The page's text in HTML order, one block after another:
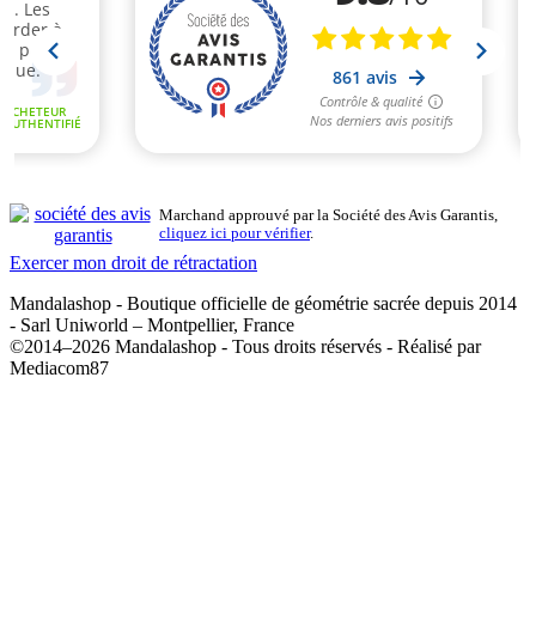
Marchand approuvé par la Société des Avis Garantis,
cliquez ici pour vérifier.
Exercer mon droit de rétractation
Mandalashop - Boutique officielle de géométrie sacrée depuis 2014
- Sarl Uniworld – Montpellier, France
©2014–2026 Mandalashop - Tous droits réservés - Réalisé par
Mediacom87